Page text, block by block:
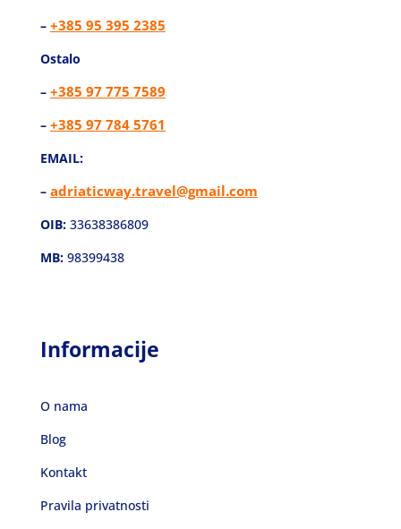
– +385 95 395 2385
Ostalo
– +385 97 775 7589
– +385 97 784 5761
EMAIL:
– adriaticway.travel@gmail.com
OIB: 33638386809
MB: 98399438
Informacije
O nama
Blog
Kontakt
Pravila privatnosti